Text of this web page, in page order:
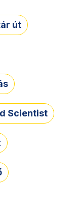
út
Scientist